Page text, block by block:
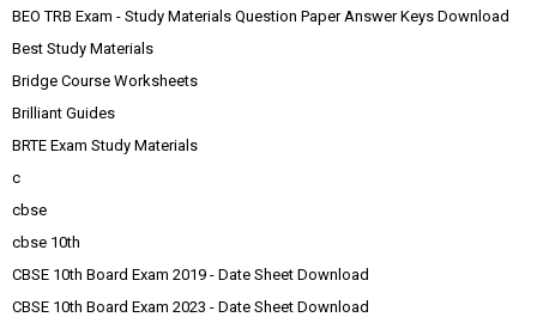
BEO TRB Exam - Study Materials Question Paper Answer Keys Download
Best Study Materials
Bridge Course Worksheets
Brilliant Guides
BRTE Exam Study Materials
c
cbse
cbse 10th
CBSE 10th Board Exam 2019 - Date Sheet Download
CBSE 10th Board Exam 2023 - Date Sheet Download